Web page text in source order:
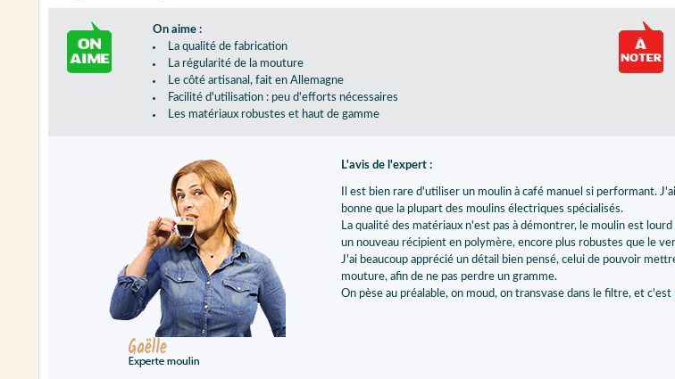
On aime :
La qualité de fabrication
La régularité de la mouture
Le côté artisanal, fait en Allemagne
Facilité d'utilisation : peu d'efforts nécessaires
Les matériaux robustes et haut de gamme
L'avis de l'expert :
Il est bien rare d'utiliser un moulin à café manuel si performant.
bonne que la plupart des moulins électriques spécialisés.
La qualité des matériaux n'est pas à démontrer, le moulin est
un nouveau récipient en polymère, encore plus robustes que le
J'ai beaucoup apprécié un détail bien pensé, celui de pouvoir
mouture, afin de ne pas perdre un gramme.
On pèse au préalable, on moud, on transvase dans le filtre, et